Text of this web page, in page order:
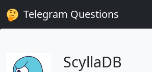
Telegram Questions
ScyllaDB